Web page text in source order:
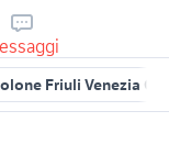
Friuli Venezia